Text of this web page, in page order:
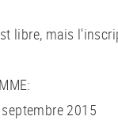
libre, mais
2015